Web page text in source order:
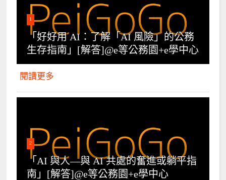
1
「好好用 AI：了解「AI 風險」的公務
生存指南」[解答]@e等公務園+e學中心
閱讀更多
2
「AI 與人—與 AI 共處的奮進或躺平指
南」[解答]@e等公務園+e學中心